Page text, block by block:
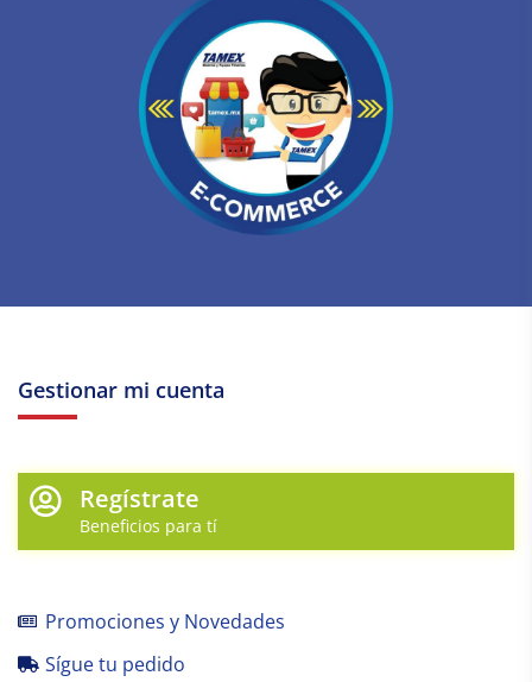
Gestionar mi cuenta
Regístrate
Beneficios para tí
Promociones y Novedades
Sígue tu pedido